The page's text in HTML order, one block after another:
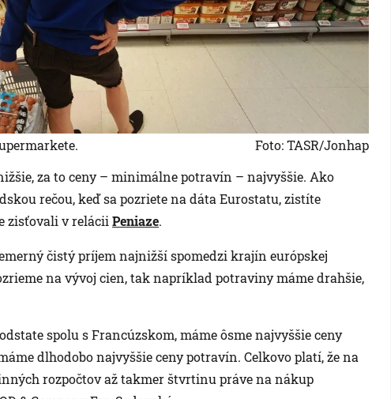
Foto: TASR/Jonhap
za to ceny – minimálne potravín – najvyššie. Ako
rečou, keď sa pozriete na dáta Eurostatu, zistíte
zisťovali v relácii Peniaze.
čistý príjem najnižší spomedzi krajín európskej
na vývoj cien, tak napríklad potraviny máme drahšie,
spolu s Francúzskom, máme ôsme najvyššie ceny
dlhodobo najvyššie ceny potravín. Celkovo platí, že na
rozpočtov až takmer štvrtinu práve na nákup